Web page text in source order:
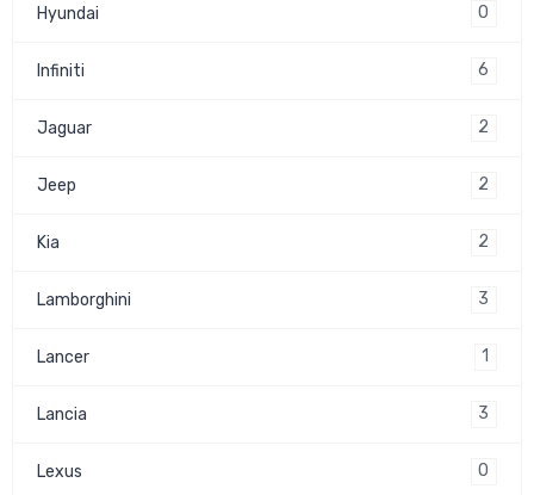
Hyundai 0
Infiniti 6
Jaguar 2
Jeep 2
Kia 2
Lamborghini 3
Lancer 1
Lancia 3
Lexus 0